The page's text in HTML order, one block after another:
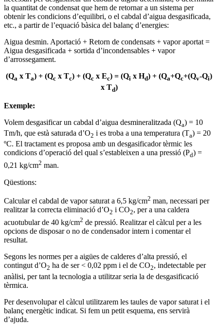
la quantitat de condensat que hem de retornar a un sistema per
obtenir les condicions d’equilibri, o el cabdal d’aigua desgasificada,
etc., a partir de l’equació bàsica del balanç d’energies:
Aigua desmin. Aportació + Retorn de condensats + vapor aportat =
Aigua desgasificada + sortida d’incondensables + vapor
d’arrossegament.
(Qa x Ta) + (Qc x Tc) + (Qc x Ec) = (Qi x Hd) + (Qa+Qc+(Qv-Qi)
x Td)
Exemple:
Volem desgasificar un cabdal d’aigua desmineralitzada (Qa) = 10
Tm/h, que està saturada d’O2 i es troba a una temperatura (Ta) = 20
ºC. El tractament es proposa amb un desgasificador tèrmic les
condicions d’operació del qual s’estableixen a una pressió (Pd) =
0,21 kg/cm2 man.
Qüestions:
Calcular el cabdal de vapor saturat a 6,5 kg/cm2 man, necessari per
realitzar la correcta eliminació d’O2 i CO2, per a una caldera
acuotubular de 40 kg/cm2 de pressió. Realitzar el càlcul per a les
opcions de disposar o no de condensador intern i comentar el
resultat.
Segons les normes per a aigües de calderes d’alta pressió, el
contingut d’O2 ha de ser < 0,02 ppm i el de CO2, indetectable per
anàlisi, per tant la tecnologia a utilitzar seria la de desgasificació
tèrmica.
Per desenvolupar el càlcul utilitzarem les taules de vapor saturat i el
balanç energètic indicat. Si fem un petit esquema, ens servirà
d’ajuda.